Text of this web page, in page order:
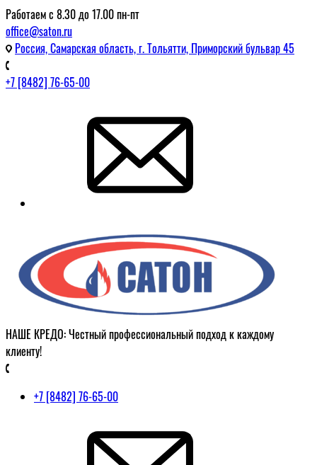
Работаем с 8.30 до 17.00 пн-пт
office@saton.ru
Россия, Самарская область, г. Тольятти, Приморский бульвар 45
+7 [8482] 76-65-00
НАШЕ КРЕДО: Честный профессиональный подход к каждому
клиенту!
+7 [8482] 76-65-00